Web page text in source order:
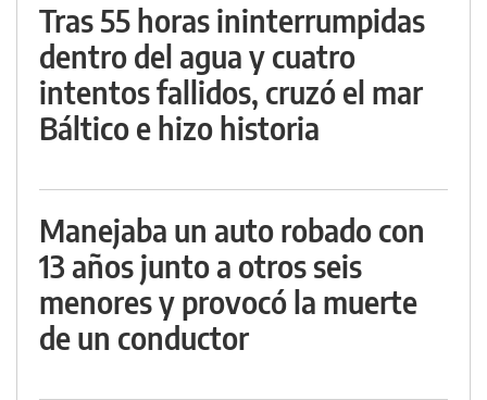
Tras 55 horas ininterrumpidas
dentro del agua y cuatro
intentos fallidos, cruzó el mar
Báltico e hizo historia
Manejaba un auto robado con
13 años junto a otros seis
menores y provocó la muerte
de un conductor